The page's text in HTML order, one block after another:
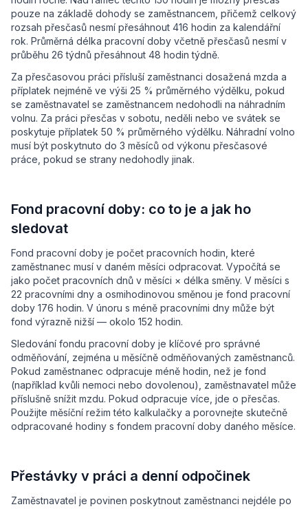
pouze na základě dohody se zaměstnancem, přičemž celkový
rozsah přesčasů nesmí přesáhnout 416 hodin za kalendářní
rok. Průměrná délka pracovní doby včetně přesčasů nesmí v
průběhu 26 týdnů přesáhnout 48 hodin týdně.
Za přesčasovou práci přísluší zaměstnanci dosažená mzda a
příplatek nejméně ve výši 25 % průměrného výdělku, pokud
se zaměstnavatel se zaměstnancem nedohodli na náhradním
volnu. Za práci přesčas v sobotu, neděli nebo ve svátek se
poskytuje příplatek 50 % průměrného výdělku. Náhradní volno
musí být poskytnuto do 3 měsíců od výkonu přesčasové
práce, pokud se strany nedohodly jinak.
Fond pracovní doby: co to je a jak ho
sledovat
Fond pracovní doby je počet pracovních hodin, které
zaměstnanec musí v daném měsíci odpracovat. Vypočítá se
jako počet pracovních dnů v měsíci × délka směny. V měsíci s
22 pracovními dny a osmihodinovou směnou je fond pracovní
doby 176 hodin. V únoru s méně pracovními dny může být
fond výrazně nižší — okolo 152 hodin.
Sledování fondu pracovní doby je klíčové pro správné
odměňování, zejména u měsíčně odměňovaných zaměstnanců.
Pokud zaměstnanec odpracuje méně hodin, než je fond
(například kvůli nemoci nebo dovolenou), zaměstnavatel může
příslušně snížit mzdu. Pokud odpracuje více, jde o přesčas.
Použijte měsíční režim této kalkulačky a porovnejte skutečně
odpracované hodiny s fondem pracovní doby daného měsíce.
Přestávky v práci a denní odpočinek
Zaměstnavatel je povinen poskytnout zaměstnanci nejdéle po